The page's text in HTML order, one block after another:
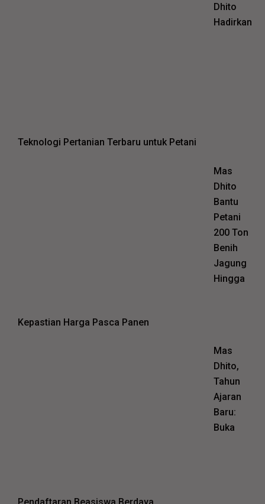
Dhito
Hadirkan
Teknologi Pertanian Terbaru untuk Petani
Mas
Dhito
Bantu
Petani
200 Ton
Benih
Jagung
Hingga
Kepastian Harga Pasca Panen
Mas
Dhito,
Tahun
Ajaran
Baru:
Buka